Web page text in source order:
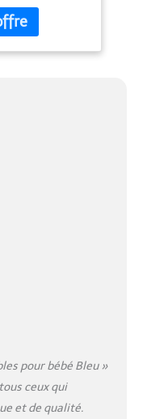
un repos
dans la salle
la garderie, le
tissu
résistant à
suspendu à
sol pour plus
et une
de l'air
les enfants
pendant la
et
:
de
grâce
du lit gigognes
et
rouler d'un
pour bébé Bleu »
ceux qui
et de qualité.